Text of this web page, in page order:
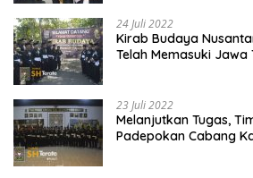
24 Juli 2022
Kirab Budaya
Telah Memasuki Jawa
23 Juli 2022
Melanjutkan Tugas,
Padepokan Cabang